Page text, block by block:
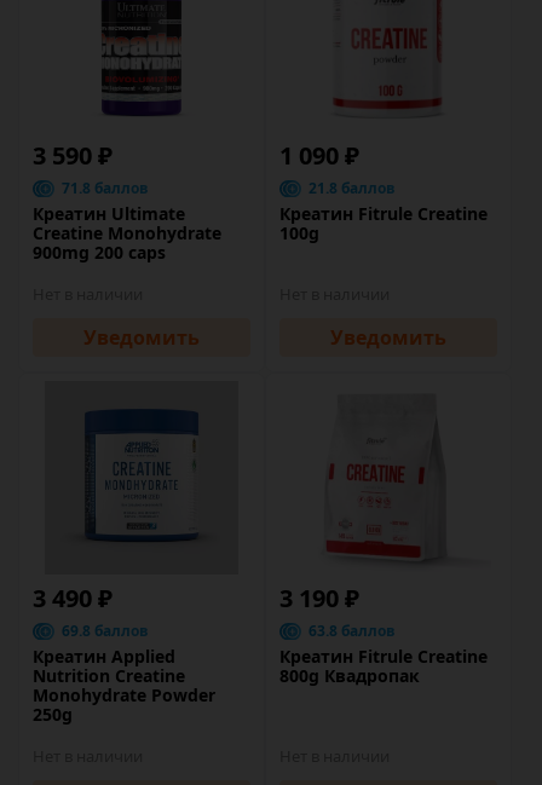
3 590 ₽
71.8 баллов
Креатин Ultimate
Creatine Monohydrate
900mg 200 caps
Уведомить
1 090 ₽
21.8 баллов
Креатин Fitrule Creatine
100g
Уведомить
3 490 ₽
69.8 баллов
Креатин Applied
Nutrition Creatine
Monohydrate Powder
250g
3 190 ₽
63.8 баллов
Креатин Fitrule Creatine
800g Квадропак